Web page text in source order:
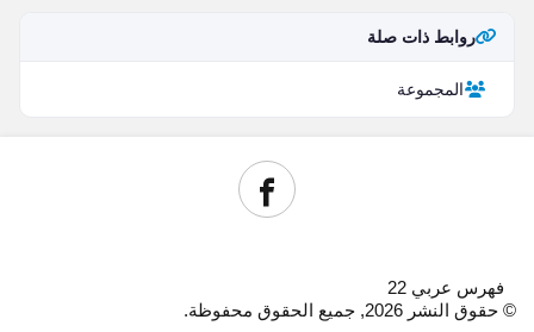
روابط ذات صلة
المجموعة
فهرس عربي 22
© حقوق النشر 2026, جميع الحقوق محفوظة.